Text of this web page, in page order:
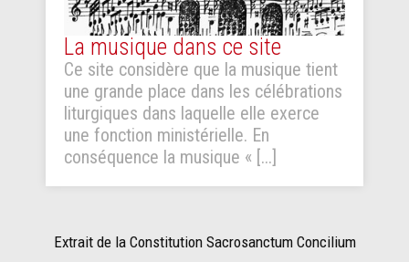
La musique dans ce site
Ce site considère que la musique tient
une grande place dans les célébrations
liturgiques dans laquelle elle exerce
une fonction ministérielle. En
conséquence la musique « [...]
Extrait de la Constitution Sacrosanctum Concilium